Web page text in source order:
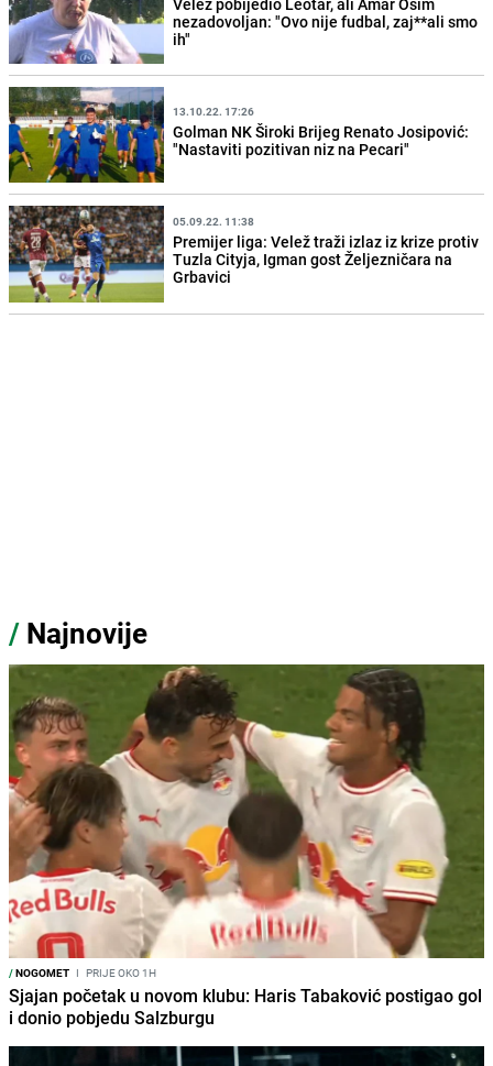
nezadovoljan: "Ovo nije fudbal, zaj**ali smo
ih"
13.10.22. 17:26
Golman NK Široki Brijeg Renato Josipović:
"Nastaviti pozitivan niz na Pecari"
05.09.22. 11:38
Premijer liga: Velež traži izlaz iz krize protiv
Tuzla Cityja, Igman gost Željezničara na
Grbavici
/ Najnovije
/NOGOMET I PRIJE OKO 1H
Sjajan početak u novom klubu: Haris Tabaković postigao gol
i donio pobjedu Salzburgu